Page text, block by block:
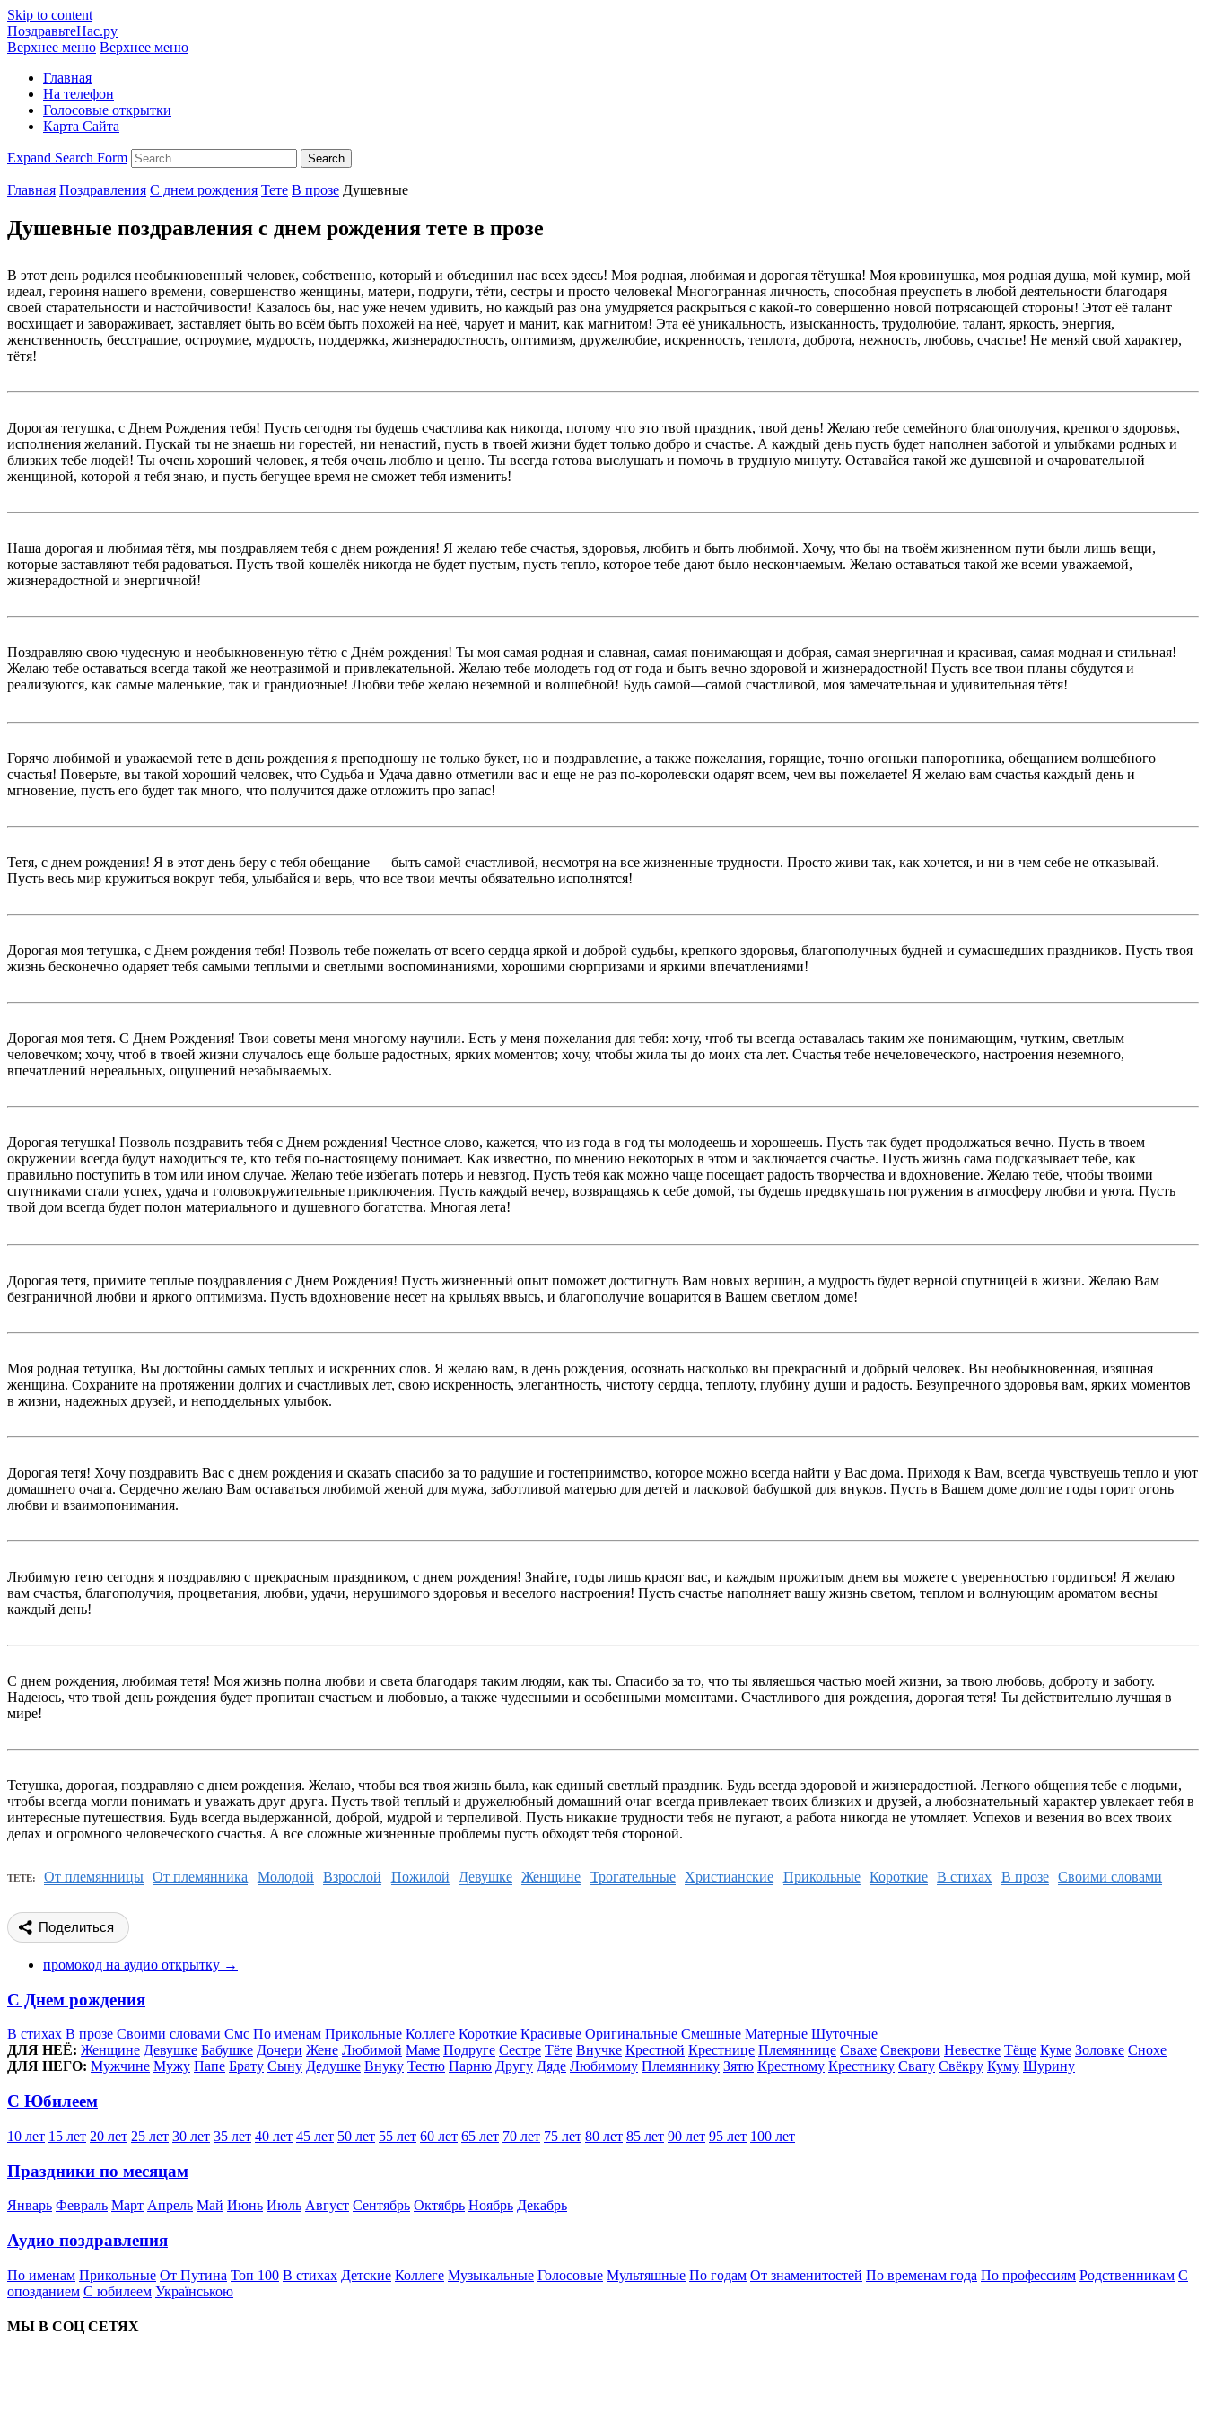
Skip to content
ПоздравьтеНас.ру
Верхнее меню Верхнее меню
Главная
На телефон
Голосовые открытки
Карта Сайта
Expand Search Form Search
Главная Поздравления С днем рождения Тете В прозе Душевные
Душевные поздравления с днем рождения тете в прозе
В этот день родился необыкновенный человек, собственно, который и объединил нас всех здесь! Моя родная, любимая и дорогая тётушка! Моя кровинушка, моя родная душа, мой кумир, мой
идеал, героиня нашего времени, совершенство женщины, матери, подруги, тёти, сестры и просто человека! Многогранная личность, способная преуспеть в любой деятельности благодаря
своей старательности и настойчивости! Казалось бы, нас уже нечем удивить, но каждый раз она умудряется раскрыться с какой-то совершенно новой потрясающей стороны! Этот её талант
восхищает и завораживает, заставляет быть во всём быть похожей на неё, чарует и манит, как магнитом! Эта её уникальность, изысканность, трудолюбие, талант, яркость, энергия,
женственность, бесстрашие, остроумие, мудрость, поддержка, жизнерадостность, оптимизм, дружелюбие, искренность, теплота, доброта, нежность, любовь, счастье! Не меняй свой характер,
тётя!
Дорогая тетушка, с Днем Рождения тебя! Пусть сегодня ты будешь счастлива как никогда, потому что это твой праздник, твой день! Желаю тебе семейного благополучия, крепкого здоровья,
исполнения желаний. Пускай ты не знаешь ни горестей, ни ненастий, пусть в твоей жизни будет только добро и счастье. А каждый день пусть будет наполнен заботой и улыбками родных и
близких тебе людей! Ты очень хороший человек, я тебя очень люблю и ценю. Ты всегда готова выслушать и помочь в трудную минуту. Оставайся такой же душевной и очаровательной
женщиной, которой я тебя знаю, и пусть бегущее время не сможет тебя изменить!
Наша дорогая и любимая тётя, мы поздравляем тебя с днем рождения! Я желаю тебе счастья, здоровья, любить и быть любимой. Хочу, что бы на твоём жизненном пути были лишь вещи,
которые заставляют тебя радоваться. Пусть твой кошелёк никогда не будет пустым, пусть тепло, которое тебе дают было нескончаемым. Желаю оставаться такой же всеми уважаемой,
жизнерадостной и энергичной!
Поздравляю свою чудесную и необыкновенную тётю с Днём рождения! Ты моя самая родная и славная, самая понимающая и добрая, самая энергичная и красивая, самая модная и стильная!
Желаю тебе оставаться всегда такой же неотразимой и привлекательной. Желаю тебе молодеть год от года и быть вечно здоровой и жизнерадостной! Пусть все твои планы сбудутся и
реализуются, как самые маленькие, так и грандиозные! Любви тебе желаю неземной и волшебной! Будь самой—самой счастливой, моя замечательная и удивительная тётя!
Горячо любимой и уважаемой тете в день рождения я преподношу не только букет, но и поздравление, а также пожелания, горящие, точно огоньки папоротника, обещанием волшебного
счастья! Поверьте, вы такой хороший человек, что Судьба и Удача давно отметили вас и еще не раз по-королевски одарят всем, чем вы пожелаете! Я желаю вам счастья каждый день и
мгновение, пусть его будет так много, что получится даже отложить про запас!
Тетя, с днем рождения! Я в этот день беру с тебя обещание — быть самой счастливой, несмотря на все жизненные трудности. Просто живи так, как хочется, и ни в чем себе не отказывай.
Пусть весь мир кружиться вокруг тебя, улыбайся и верь, что все твои мечты обязательно исполнятся!
Дорогая моя тетушка, с Днем рождения тебя! Позволь тебе пожелать от всего сердца яркой и доброй судьбы, крепкого здоровья, благополучных будней и сумасшедших праздников. Пусть твоя
жизнь бесконечно одаряет тебя самыми теплыми и светлыми воспоминаниями, хорошими сюрпризами и яркими впечатлениями!
Дорогая моя тетя. С Днем Рождения! Твои советы меня многому научили. Есть у меня пожелания для тебя: хочу, чтоб ты всегда оставалась таким же понимающим, чутким, светлым
человечком; хочу, чтоб в твоей жизни случалось еще больше радостных, ярких моментов; хочу, чтобы жила ты до моих ста лет. Счастья тебе нечеловеческого, настроения неземного,
впечатлений нереальных, ощущений незабываемых.
Дорогая тетушка! Позволь поздравить тебя с Днем рождения! Честное слово, кажется, что из года в год ты молодеешь и хорошеешь. Пусть так будет продолжаться вечно. Пусть в твоем
окружении всегда будут находиться те, кто тебя по-настоящему понимает. Как известно, по мнению некоторых в этом и заключается счастье. Пусть жизнь сама подсказывает тебе, как
правильно поступить в том или ином случае. Желаю тебе избегать потерь и невзгод. Пусть тебя как можно чаще посещает радость творчества и вдохновение. Желаю тебе, чтобы твоими
спутниками стали успех, удача и головокружительные приключения. Пусть каждый вечер, возвращаясь к себе домой, ты будешь предвкушать погружения в атмосферу любви и уюта. Пусть
твой дом всегда будет полон материального и душевного богатства. Многая лета!
Дорогая тетя, примите теплые поздравления с Днем Рождения! Пусть жизненный опыт поможет достигнуть Вам новых вершин, а мудрость будет верной спутницей в жизни. Желаю Вам
безграничной любви и яркого оптимизма. Пусть вдохновение несет на крыльях ввысь, и благополучие воцарится в Вашем светлом доме!
Моя родная тетушка, Вы достойны самых теплых и искренних слов. Я желаю вам, в день рождения, осознать насколько вы прекрасный и добрый человек. Вы необыкновенная, изящная
женщина. Сохраните на протяжении долгих и счастливых лет, свою искренность, элегантность, чистоту сердца, теплоту, глубину души и радость. Безупречного здоровья вам, ярких моментов
в жизни, надежных друзей, и неподдельных улыбок.
Дорогая тетя! Хочу поздравить Вас с днем рождения и сказать спасибо за то радушие и гостеприимство, которое можно всегда найти у Вас дома. Приходя к Вам, всегда чувствуешь тепло и уют
домашнего очага. Сердечно желаю Вам оставаться любимой женой для мужа, заботливой матерью для детей и ласковой бабушкой для внуков. Пусть в Вашем доме долгие годы горит огонь
любви и взаимопонимания.
Любимую тетю сегодня я поздравляю с прекрасным праздником, с днем рождения! Знайте, годы лишь красят вас, и каждым прожитым днем вы можете с уверенностью гордиться! Я желаю
вам счастья, благополучия, процветания, любви, удачи, нерушимого здоровья и веселого настроения! Пусть счастье наполняет вашу жизнь светом, теплом и волнующим ароматом весны
каждый день!
С днем рождения, любимая тетя! Моя жизнь полна любви и света благодаря таким людям, как ты. Спасибо за то, что ты являешься частью моей жизни, за твою любовь, доброту и заботу.
Надеюсь, что твой день рождения будет пропитан счастьем и любовью, а также чудесными и особенными моментами. Счастливого дня рождения, дорогая тетя! Ты действительно лучшая в
мире!
Тетушка, дорогая, поздравляю с днем рождения. Желаю, чтобы вся твоя жизнь была, как единый светлый праздник. Будь всегда здоровой и жизнерадостной. Легкого общения тебе с людьми,
чтобы всегда могли понимать и уважать друг друга. Пусть твой теплый и дружелюбный домашний очаг всегда привлекает твоих близких и друзей, а любознательный характер увлекает тебя в
интересные путешествия. Будь всегда выдержанной, доброй, мудрой и терпеливой. Пусть никакие трудности тебя не пугают, а работа никогда не утомляет. Успехов и везения во всех твоих
делах и огромного человеческого счастья. А все сложные жизненные проблемы пусть обходят тебя стороной.
ТЕТЕ: От племянницы От племянника Молодой Взрослой Пожилой Девушке Женщине Трогательные Христианские Прикольные Короткие В стихах В прозе Своими словами
Поделиться
промокод на аудио открытку →
С Днем рождения
В стихах В прозе Своими словами Смс По именам Прикольные Коллеге Короткие Красивые Оригинальные Смешные Матерные Шуточные
ДЛЯ НЕЁ: Женщине Девушке Бабушке Дочери Жене Любимой Маме Подруге Сестре Тёте Внучке Крестной Крестнице Племяннице Свахе Свекрови Невестке Тёще Куме Золовке Снохе
ДЛЯ НЕГО: Мужчине Мужу Папе Брату Сыну Дедушке Внуку Тестю Парню Другу Дяде Любимому Племяннику Зятю Крестному Крестнику Свату Свёкру Куму Шурину
С Юбилеем
10 лет 15 лет 20 лет 25 лет 30 лет 35 лет 40 лет 45 лет 50 лет 55 лет 60 лет 65 лет 70 лет 75 лет 80 лет 85 лет 90 лет 95 лет 100 лет
Праздники по месяцам
Январь Февраль Март Апрель Май Июнь Июль Август Сентябрь Октябрь Ноябрь Декабрь
Аудио поздравления
По именам Прикольные От Путина Топ 100 В стихах Детские Коллеге Музыкальные Голосовые Мультяшные По годам От знаменитостей По временам года По профессиям Родственникам С
опозданием С юбилеем Українською
МЫ В СОЦ СЕТЯХ